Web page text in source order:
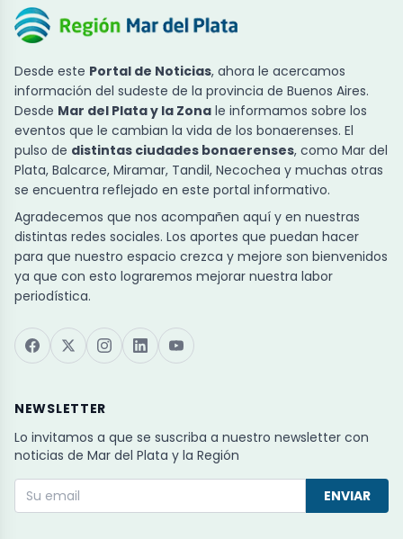
Desde este Portal de Noticias, ahora le acercamos
información del sudeste de la provincia de Buenos Aires.
Desde Mar del Plata y la Zona le informamos sobre los
eventos que le cambian la vida de los bonaerenses. El
pulso de distintas ciudades bonaerenses, como Mar del
Plata, Balcarce, Miramar, Tandil, Necochea y muchas otras
se encuentra reflejado en este portal informativo.
Agradecemos que nos acompañen aquí y en nuestras
distintas redes sociales. Los aportes que puedan hacer
para que nuestro espacio crezca y mejore son bienvenidos
ya que con esto lograremos mejorar nuestra labor
periodística.
NEWSLETTER
Lo invitamos a que se suscriba a nuestro newsletter con
noticias de Mar del Plata y la Región
ENVIAR